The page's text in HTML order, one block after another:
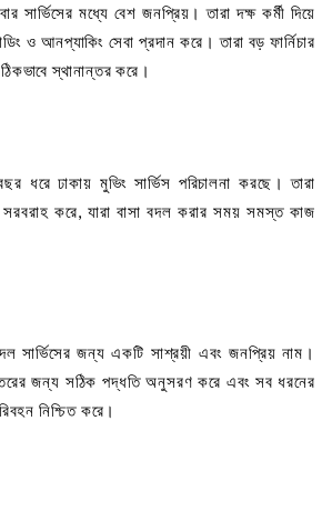
সার্ভিসের মধ্যে বেশ জনপ্রিয়। তারা দক্ষ কর্মী দিয়ে
ও আনপ্যাকিং সেবা প্রদান করে। তারা বড় ফার্নিচার
স্থানান্তর করে।
ধরে ঢাকায় মুভিং সার্ভিস পরিচালনা করছে। তারা
সরবরাহ করে, যারা বাসা বদল করার সময় সমস্ত কাজ
সার্ভিসের জন্য একটি সাশ্রয়ী এবং জনপ্রিয় নাম।
জন্য সঠিক পদ্ধতি অনুসরণ করে এবং সব ধরনের
নিশ্চিত করে।